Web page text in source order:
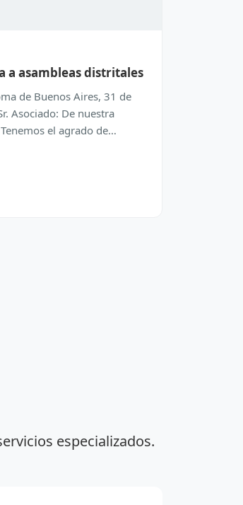
a asambleas distritales
de Buenos Aires, 31 de
Asociado: De nuestra
el agrado de
especializados.